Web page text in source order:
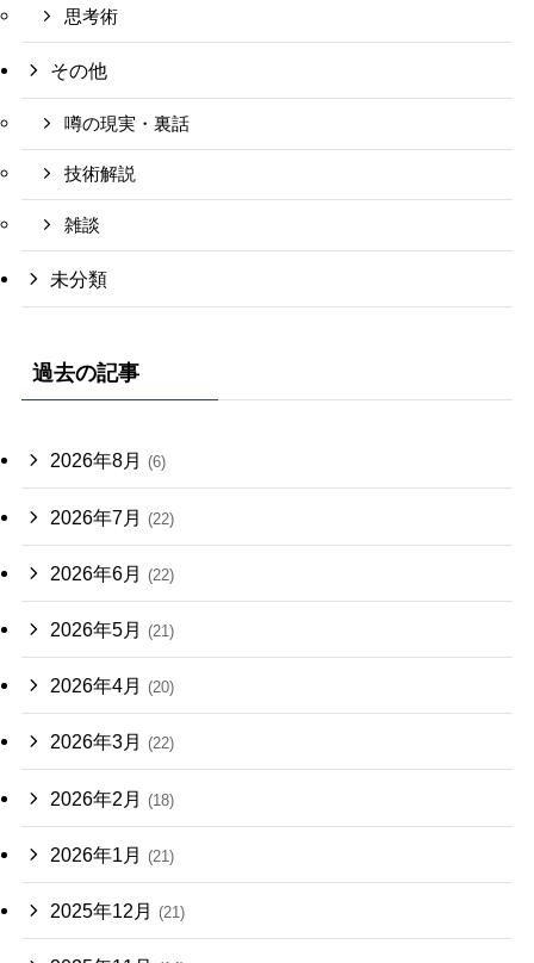
思考術
その他
噂の現実・裏話
技術解説
雑談
未分類
過去の記事
2026年8月 (6)
2026年7月 (22)
2026年6月 (22)
2026年5月 (21)
2026年4月 (20)
2026年3月 (22)
2026年2月 (18)
2026年1月 (21)
2025年12月 (21)